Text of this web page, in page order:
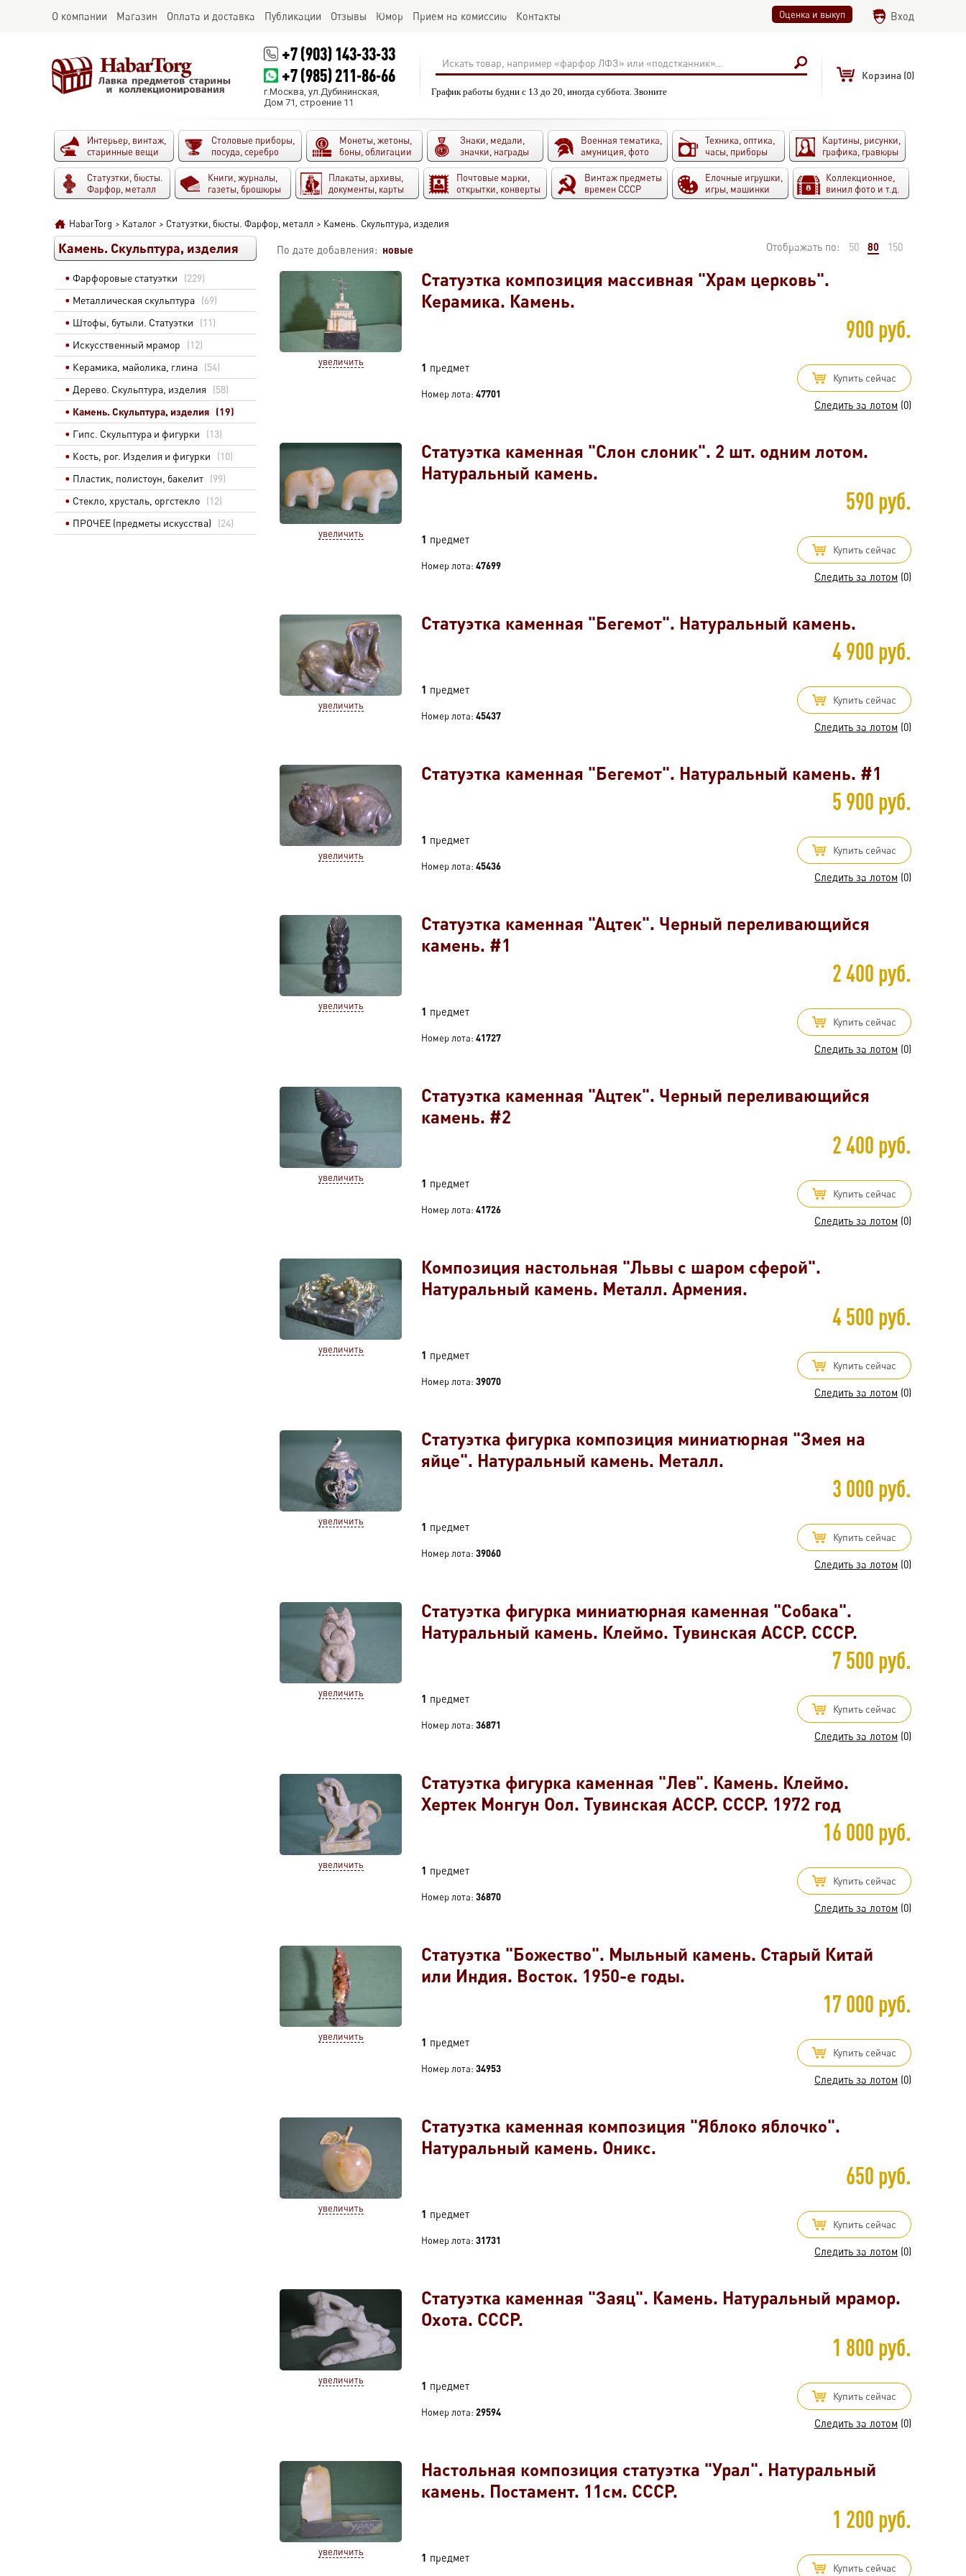
О компании Магазин Оплата и доставка Публикации Отзывы Юмор Прием на комиссию Контакты Оценка и выкуп Вход
+7 (903) 143-33-33
+7 (985) 211-86-66
г.Москва, ул.Дубининская,
Дом 71, строение 11
График работы будни с 13 до 20, иногда суббота. Звоните
Корзина (0)
Интерьер, винтаж,
старинные вещи
Столовые приборы,
посуда, серебро
Монеты, жетоны,
боны, облигации
Знаки, медали,
значки, награды
Военная тематика,
амуниция, фото
Техника, оптика,
часы, приборы
Картины, рисунки,
графика, гравюры
Статуэтки, бюсты.
Фарфор, металл
Книги, журналы,
газеты, брошюры
Плакаты, архивы,
документы, карты
Почтовые марки,
открытки, конверты
Винтаж предметы
времен СССР
Елочные игрушки,
игры, машинки
Коллекционное,
винил фото и т.д.
HabarTorg > Каталог > Статуэтки, бюсты. Фарфор, металл > Камень. Скульптура, изделия
Камень. Скульптура, изделия
Фарфоровые статуэтки
(229)
Металлическая скульптура (69)
Штофы, бутыли. Статуэтки
(11)
Искусственный мрамор
(12)
Керамика, майолика, глина (54)
Дерево. Скульптура, изделия
(58)
Камень. Скульптура, изделия (19)
Гипс. Скульптура и фигурки
(13)
Кость, рог. Изделия и фигурки
(10)
Пластик, полистоун, бакелит (99)
Стекло, хрусталь, оргстекло (12)
ПРОЧЕЕ (предметы искусства)
(24)
По дате добавления: новые Отображать по: 50 80 150
увеличить
Статуэтка композиция массивная "Храм церковь".
Керамика. Камень.
900 руб.
1 предмет
Номер лота: 47701
Купить сейчас
Следить за лотом (0)
увеличить
Статуэтка каменная "Слон слоник". 2 шт. одним лотом.
Натуральный камень.
590 руб.
1 предмет
Номер лота: 47699
Купить сейчас
Следить за лотом (0)
увеличить
Статуэтка каменная "Бегемот". Натуральный камень.
4 900 руб.
1 предмет
Номер лота: 45437
Купить сейчас
Следить за лотом (0)
увеличить
Статуэтка каменная "Бегемот". Натуральный камень. #1
5 900 руб.
1 предмет
Номер лота: 45436
Купить сейчас
Следить за лотом (0)
увеличить
Статуэтка каменная "Ацтек". Черный переливающийся
камень. #1
2 400 руб.
1 предмет
Номер лота: 41727
Купить сейчас
Следить за лотом (0)
увеличить
Статуэтка каменная "Ацтек". Черный переливающийся
камень. #2
2 400 руб.
1 предмет
Номер лота: 41726
Купить сейчас
Следить за лотом (0)
увеличить
Композиция настольная "Львы с шаром сферой".
Натуральный камень. Металл. Армения.
4 500 руб.
1 предмет
Номер лота: 39070
Купить сейчас
Следить за лотом (0)
увеличить
Статуэтка фигурка композиция миниатюрная "Змея на
яйце". Натуральный камень. Металл.
3 000 руб.
1 предмет
Номер лота: 39060
Купить сейчас
Следить за лотом (0)
увеличить
Статуэтка фигурка миниатюрная каменная "Собака".
Натуральный камень. Клеймо. Тувинская АССР. СССР.
7 500 руб.
1 предмет
Номер лота: 36871
Купить сейчас
Следить за лотом (0)
увеличить
Статуэтка фигурка каменная "Лев". Камень. Клеймо.
Хертек Монгун Оол. Тувинская АССР. СССР. 1972 год
16 000 руб.
1 предмет
Номер лота: 36870
Купить сейчас
Следить за лотом (0)
увеличить
Статуэтка "Божество". Мыльный камень. Старый Китай
или Индия. Восток. 1950-е годы.
17 000 руб.
1 предмет
Номер лота: 34953
Купить сейчас
Следить за лотом (0)
увеличить
Статуэтка каменная композиция "Яблоко яблочко".
Натуральный камень. Оникс.
650 руб.
1 предмет
Номер лота: 31731
Купить сейчас
Следить за лотом (0)
увеличить
Статуэтка каменная "Заяц". Камень. Натуральный мрамор.
Охота. СССР.
1 800 руб.
1 предмет
Номер лота: 29594
Купить сейчас
Следить за лотом (0)
увеличить
Настольная композиция статуэтка "Урал". Натуральный
камень. Постамент. 11см. СССР.
1 200 руб.
1 предмет
Купить сейчас